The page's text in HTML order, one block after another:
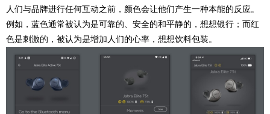
人们与品牌进行任何互动之前，颜色会让他们产生一种本能的反应。
例如，蓝色通常被认为是可靠的、安全的和平静的，想想银行；而红
色是刺激的，被认为是增加人们的心率，想想饮料包装。